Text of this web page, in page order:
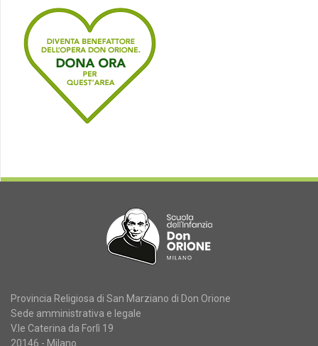
Provincia Religiosa di San Marziano di Don Orione
Sede amministrativa e legale
V.le Caterina da Forlì 19
20146 - Milano